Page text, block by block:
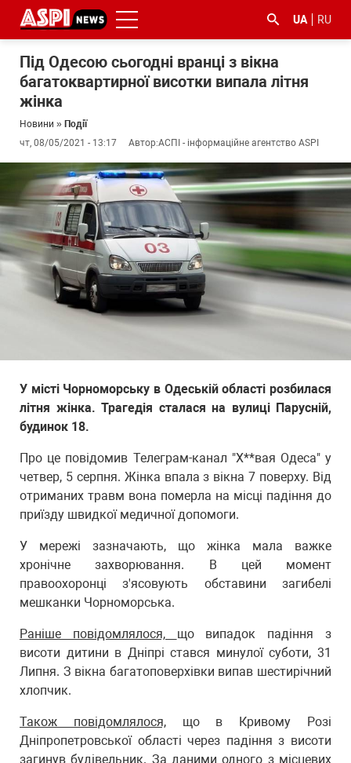
UA RU
Під Одесою сьогодні вранці з вікна
багатоквартирної висотки випала літня
жінка
Новини » Події
чт, 08/05/2021 - 13:17
Автор:АСПІ - інформаційне агентство ASPI
У місті Чорноморську в Одеській області розбилася
літня жінка. Трагедія сталася на вулиці Парусній,
будинок 18.
Про це повідомив Телеграм-канал "Х**вая Одеса" у
четвер, 5 серпня. Жінка впала з вікна 7 поверху. Від
отриманих травм вона померла на місці падіння до
приїзду швидкої медичної допомоги.
У мережі зазначають, що жінка мала важке
хронічне захворювання. В цей момент
правоохоронці з'ясовують обставини загибелі
мешканки Чорноморська.
Раніше повідомлялося, що випадок падіння з
висоти дитини в Дніпрі стався минулої суботи, 31
Липня. З вікна багатоповерхівки випав шестирічний
хлопчик.
Також повідомлялося,що в Кривому Розі
Дніпропетровської області через падіння з висоти
загинув будівельник. За даними одного з місцевих
#ООС
#боротьба
з
корупцією
#ДФС #Київ #коронавірус